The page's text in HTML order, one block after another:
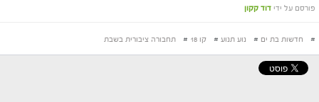
פורסם על ידי דוד קקון
# חדשות בת ים # נוע תנוע # קו 18 # תחבורה ציבורית בשבת